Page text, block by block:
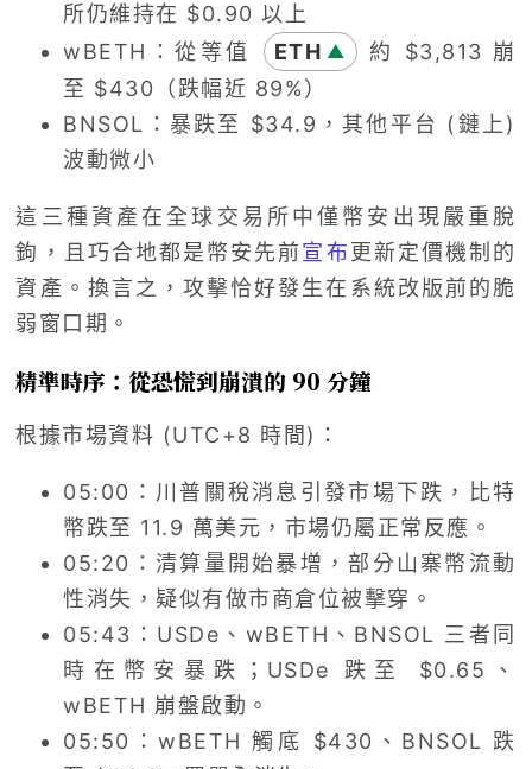
所仍維持在 $0.90 以上
wBETH：從等值
ETH ▲
約 $3,813 崩
至 $430（跌幅近 89%）
BNSOL：暴跌至 $34.9，其他平台 (鏈上)
波動微小
這三種資產在全球交易所中僅幣安出現嚴重脫
鉤，且巧合地都是幣安先前宣布更新定價機制的
資產。換言之，攻擊恰好發生在系統改版前的脆
弱窗口期。
精準時序：從恐慌到崩潰的 90 分鐘
根據市場資料 (UTC+8 時間)：
05:00：川普關稅消息引發市場下跌，比特
幣跌至 11.9 萬美元，市場仍屬正常反應。
05:20：清算量開始暴增，部分山寨幣流動
性消失，疑似有做市商倉位被擊穿。
05:43：USDe、wBETH、BNSOL 三者同
時在幣安暴跌；USDe 跌至 $0.65、
wBETH 崩盤啟動。
05:50：wBETH 觸底 $430、BNSOL 跌